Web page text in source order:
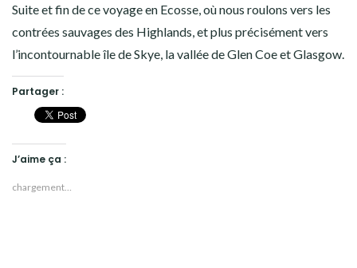
Suite et fin de ce voyage en Ecosse, où nous roulons vers les
contrées sauvages des Highlands, et plus précisément vers
l’incontournable île de Skye, la vallée de Glen Coe et Glasgow.
Partager :
J’aime ça :
chargement…